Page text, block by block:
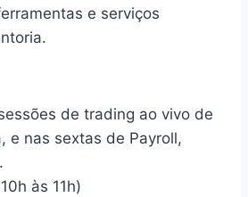
e serviços
de trading ao vivo de
e nas sextas de Payroll,
às 11h)